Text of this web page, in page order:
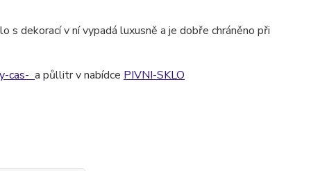
s dekorací v ní vypadá luxusně a je dobře chráněno při
cas- a půllitr v nabídce PIVNI-SKLO